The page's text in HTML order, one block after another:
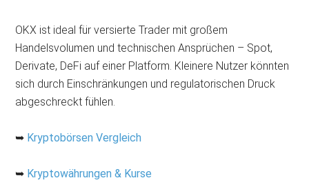
OKX ist ideal für versierte Trader mit großem
Handelsvolumen und technischen Ansprüchen – Spot,
Derivate, DeFi auf einer Platform. Kleinere Nutzer könnten
sich durch Einschränkungen und regulatorischen Druck
abgeschreckt fühlen.
➥ Kryptobörsen Vergleich
➥ Kryptowährungen & Kurse